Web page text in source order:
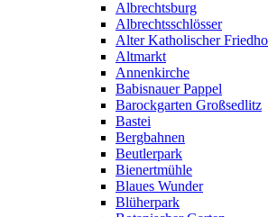
Albrechtsburg
Albrechtsschlösser
Alter Katholischer
Altmarkt
Annenkirche
Babisnauer Pappel
Barockgarten Großsedlitz
Bastei
Bergbahnen
Beutlerpark
Bienertmühle
Blaues Wunder
Blüherpark